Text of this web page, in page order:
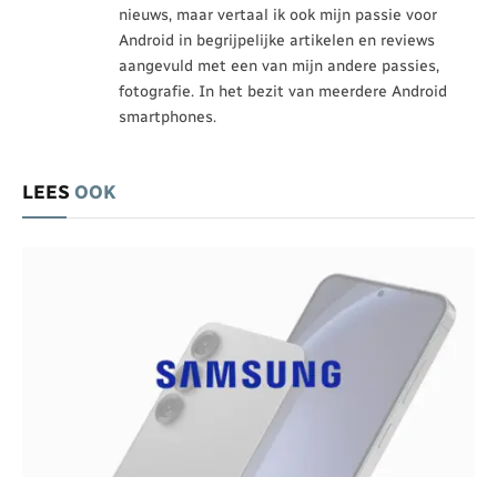
nieuws, maar vertaal ik ook mijn passie voor
Android in begrijpelijke artikelen en reviews
aangevuld met een van mijn andere passies,
fotografie. In het bezit van meerdere Android
smartphones.
LEES OOK